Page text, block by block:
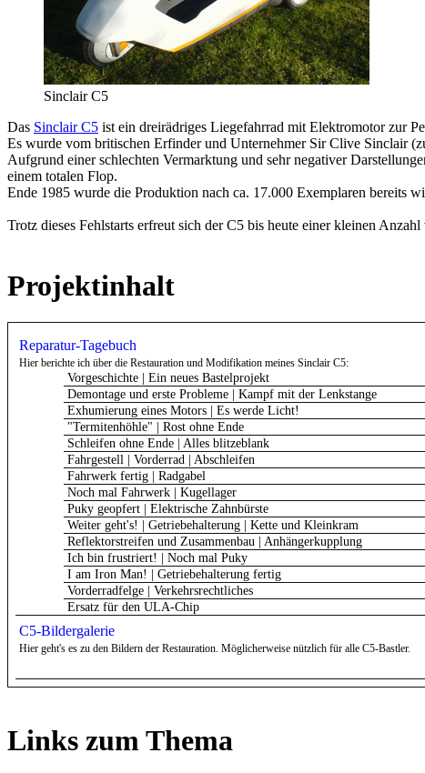
Sinclair C5
Das Sinclair C5 ist ein dreirädriges Liegefahrrad mit Elektromotor zur
Es wurde vom britischen Erfinder und Unternehmer Sir Clive Sinclair
Aufgrund einer schlechten Vermarktung und sehr negativer
einem totalen Flop.
Ende 1985 wurde die Produktion nach ca. 17.000 Exemplaren bereits
Trotz dieses Fehlstarts erfreut sich der C5 bis heute einer kleinen
Projektinhalt
Reparatur-Tagebuch
Hier berichte ich über die Restauration und Modifikation meines Sinclair C5:
Vorgeschichte | Ein neues Bastelprojekt
Demontage und erste Probleme | Kampf mit der Lenkstange
Exhumierung eines Motors | Es werde Licht!
"Termitenhöhle" | Rost ohne Ende
Schleifen ohne Ende | Alles blitzeblank
Fahrgestell | Vorderrad | Abschleifen
Fahrwerk fertig | Radgabel
Noch mal Fahrwerk | Kugellager
Puky geopfert | Elektrische Zahnbürste
Weiter geht's! | Getriebehalterung | Kette und Kleinkram
Reflektorstreifen und Zusammenbau | Anhängerkupplung
Ich bin frustriert! | Noch mal Puky
I am Iron Man! | Getriebehalterung fertig
Vorderradfelge | Verkehrsrechtliches
Ersatz für den ULA-Chip
C5-Bildergalerie
Hier geht's es zu den Bildern der Restauration. Möglicherweise nützlich für alle C5-Bastler.
Links zum Thema